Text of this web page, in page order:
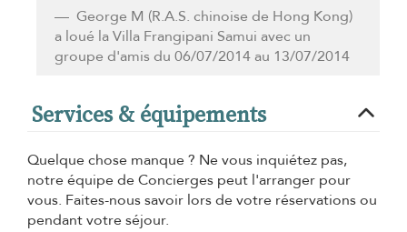
George M (R.A.S. chinoise de Hong Kong)
a loué la Villa Frangipani Samui avec un
groupe d'amis du 06/07/2014 au 13/07/2014
Services & équipements
Quelque chose manque ? Ne vous inquiétez pas,
notre équipe de Concierges peut l'arranger pour
vous. Faites-nous savoir lors de votre réservations ou
pendant votre séjour.